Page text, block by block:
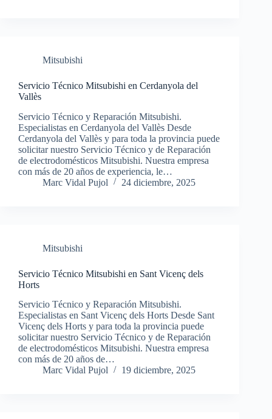
Mitsubishi
Servicio Técnico Mitsubishi en Cerdanyola del
Vallès
Servicio Técnico y Reparación Mitsubishi.
Especialistas en Cerdanyola del Vallès Desde
Cerdanyola del Vallès y para toda la provincia puede
solicitar nuestro Servicio Técnico y de Reparación
de electrodomésticos Mitsubishi. Nuestra empresa
con más de 20 años de experiencia, le…
Marc Vidal Pujol
24 diciembre, 2025
Mitsubishi
Servicio Técnico Mitsubishi en Sant Vicenç dels
Horts
Servicio Técnico y Reparación Mitsubishi.
Especialistas en Sant Vicenç dels Horts Desde Sant
Vicenç dels Horts y para toda la provincia puede
solicitar nuestro Servicio Técnico y de Reparación
de electrodomésticos Mitsubishi. Nuestra empresa
con más de 20 años de…
Marc Vidal Pujol
19 diciembre, 2025